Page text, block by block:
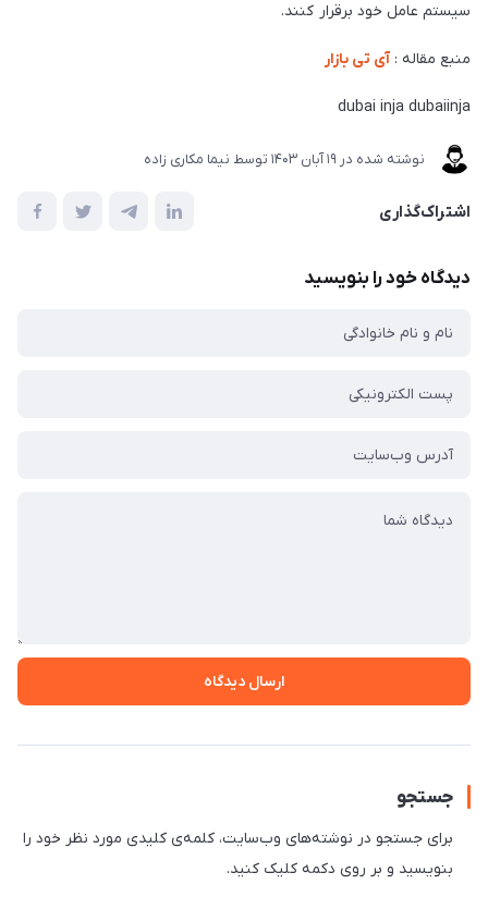
سیستم عامل خود برقرار کنند.
منبع مقاله : آی تی بازار
dubai inja dubaiinja
نوشته شده در 19 آبان 1403 توسط نیما مکاری زاده
اشتراک‌گذاری
دیدگاه خود را بنویسید
ارسال دیدگاه
جستجو
برای جستجو در نوشته‌های وب‌سایت، کلمه‌ی کلیدی مورد نظر خود را
بنویسید و بر روی دکمه کلیک کنید.